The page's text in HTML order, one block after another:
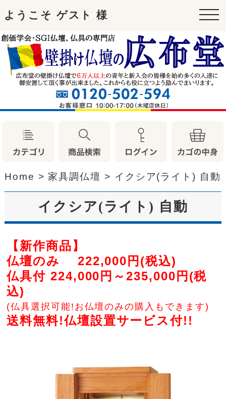
ようこそ ゲスト 様
Home > 家具調仏壇 > イクシア(ライト) 自動
イクシア(ライト) 自動
【新作商品】
仏壇のみ 222,000円(税込)
仏具付 224,000円～235,000円(税
込)
(仏具選択可能!お仏壇のみの購入もできます)
送料無料!仏壇設置サービス付!!